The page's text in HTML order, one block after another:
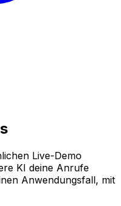
Live-Demo
KI deine Anrufe
Anwendungsfall, mit